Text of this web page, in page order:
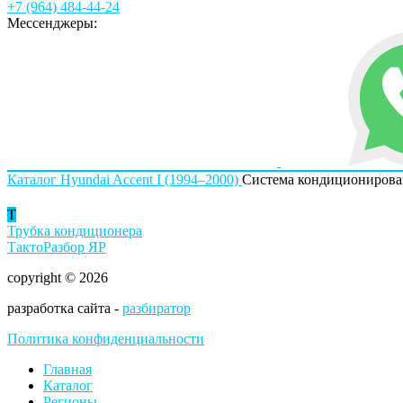
+7 (964) 484-44-24
Мессенджеры:
Каталог Hyundai Accent I (1994–2000) Система
Т
Трубка кондиционера
ТактоРазбор ЯР
copyright © 2026
разработка сайта - разбиратор
Политика конфиденциальности
Главная
Каталог